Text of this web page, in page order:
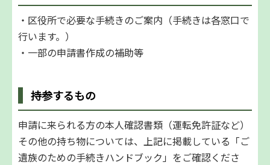
・区役所で必要な手続きのご案内（手続きは各窓口で
行います。）
・一部の申請書作成の補助等
持参するもの
申請に来られる⽅の本⼈確認書類（運転免許証など）
その他の持ち物については、上記に掲載している「ご
遺族のための⼿続きハンドブック」をご確認くださ